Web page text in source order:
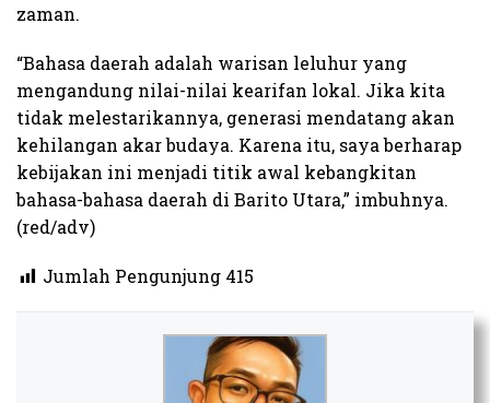
zaman.
“Bahasa daerah adalah warisan leluhur yang
mengandung nilai-nilai kearifan lokal. Jika kita
tidak melestarikannya, generasi mendatang akan
kehilangan akar budaya. Karena itu, saya berharap
kebijakan ini menjadi titik awal kebangkitan
bahasa-bahasa daerah di Barito Utara,” imbuhnya.
(red/adv)​
Jumlah Pengunjung 415